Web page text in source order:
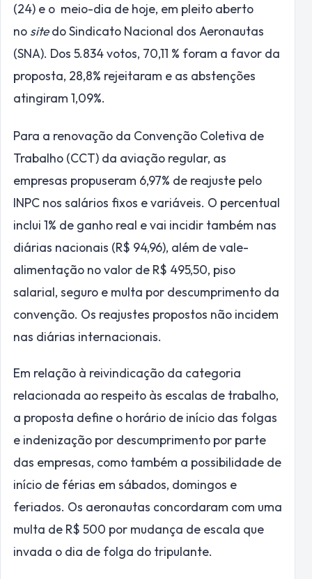
(24) e o meio-dia de hoje, em pleito aberto
no sitedo Sindicato Nacional dos Aeronautas
(SNA). Dos 5.834 votos, 70,11 % foram a favor da
proposta, 28,8% rejeitaram e as abstenções
atingiram 1,09%.
Para a renovação da Convenção Coletiva de
Trabalho (CCT) da aviação regular, as
empresas propuseram 6,97% de reajuste pelo
INPC nos salários fixos e variáveis. O percentual
inclui 1% de ganho real e vai incidir também nas
diárias nacionais (R$ 94,96), além de vale-
alimentação no valor de R$ 495,50, piso
salarial, seguro e multa por descumprimento da
convenção. Os reajustes propostos não incidem
nas diárias internacionais.
Em relação à reivindicação da categoria
relacionada ao respeito às escalas de trabalho,
a proposta define o horário de início das folgas
e indenização por descumprimento por parte
das empresas, como também a possibilidade de
início de férias em sábados, domingos e
feriados. Os aeronautas concordaram com uma
multa de R$ 500 por mudança de escala que
invada o dia de folga do tripulante.